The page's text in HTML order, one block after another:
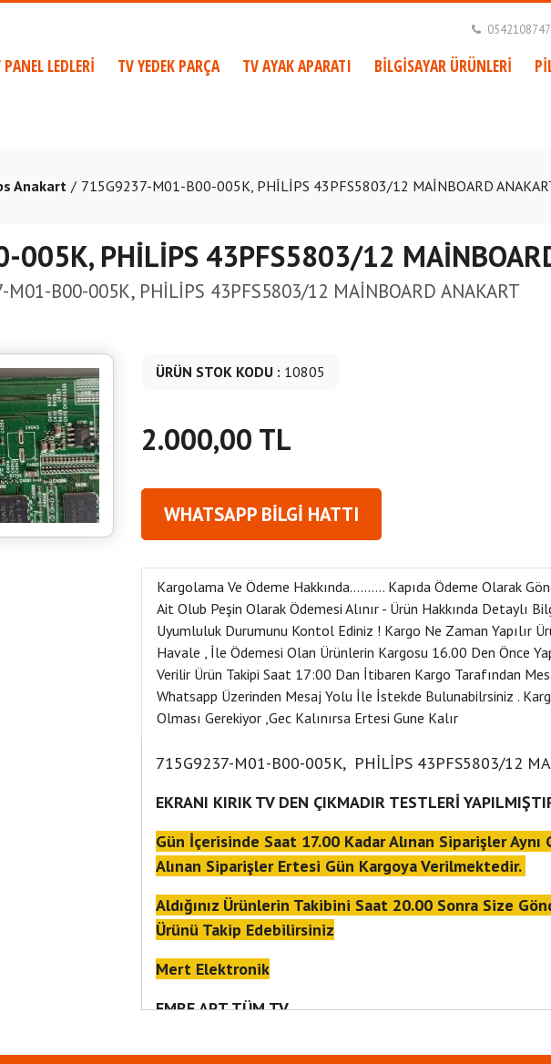
LEDLERİ TV YEDEK PARÇA TV AYAK APARATI BİLGİSAYAR ÜRÜNLERİ
Anakart 715G9237-M01-B00-005K, PHİLİPS 43PFS5803/12 MAİNBOARD
PHİLİPS 43PFS5803/12
M01-B00-005K, PHİLİPS 43PFS5803/12 MAİNBOARD ANAKART
ÜRÜN STOK KODU : 10805
2.000,00 TL
WHATSAPP BİLGİ HATTI
Kargolama Ve Ödeme Hakkında………. Kapıda Ödeme Olarak
Ait Olub Peşin Olarak Ödemesi Alınır - Ürün Hakkında Detaylı
Uyumluluk Durumunu Kontol Ediniz ! Kargo Ne Zaman Yapılır
Havale , İle Ödemesi Olan Ürünlerin Kargosu 16.00 Den Önce
Verilir Ürün Takipi Saat 17:00 Dan İtibaren Kargo Tarafından
Whatsapp Üzerinden Mesaj Yolu İle İstekde Bulunabilrsiniz .
Olması Gerekiyor ,Gec Kalınırsa Ertesi Gune Kalır
715G9237-M01-B00-005K, PHİLİPS 43PFS5803/12
EKRANI KIRIK TV DEN ÇIKMADIR TESTLERİ
Gün İçerisinde Saat 17.00 Kadar Alınan Siparişler Aynı
Alınan Siparişler Ertesi Gün Kargoya Verilmektedir.
Aldığınız Ürünlerin Takibini Saat 20.00 Sonra Size
Ürünü Takip Edebilirsiniz
Mert Elektronik
EMRE APT TÜM TV